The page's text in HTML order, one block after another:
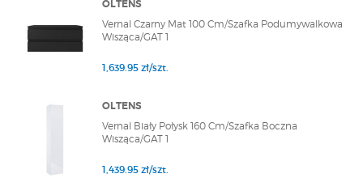
OLTENS
Vernal Czarny Mat 100 Cm/Szafka Podumywalkowa
Wisząca/GAT 1
1,639.95 zł/szt.
OLTENS
Vernal Biały Połysk 160 Cm/Szafka Boczna
Wisząca/GAT 1
1,439.95 zł/szt.